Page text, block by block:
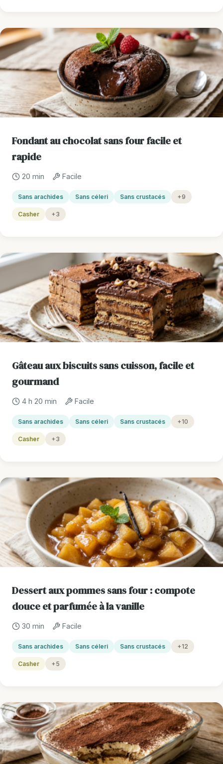
Fondant au chocolat sans four facile et
rapide
20 min Facile
Sans arachides Sans céleri Sans crustacés +9
Casher +3
Gâteau aux biscuits sans cuisson, facile et
gourmand
4 h 20 min Facile
Sans arachides Sans céleri Sans crustacés +10
Casher +3
Dessert aux pommes sans four : compote
douce et parfumée à la vanille
30 min Facile
Sans arachides Sans céleri Sans crustacés +12
Casher +5